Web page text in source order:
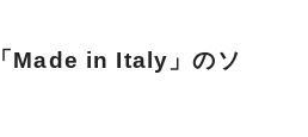
「Made in Italy」のソ